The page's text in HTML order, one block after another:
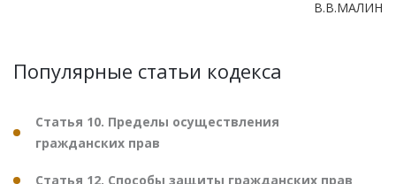
В.В.МАЛИН
Популярные статьи кодекса
Статья 10. Пределы осуществления
гражданских прав
Статья 12. Способы защиты гражданских прав